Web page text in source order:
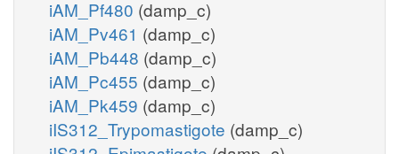
iAM_Pf480 (damp_c)
iAM_Pv461 (damp_c)
iAM_Pb448 (damp_c)
iAM_Pc455 (damp_c)
iAM_Pk459 (damp_c)
iIS312_Trypomastigote (damp_c)